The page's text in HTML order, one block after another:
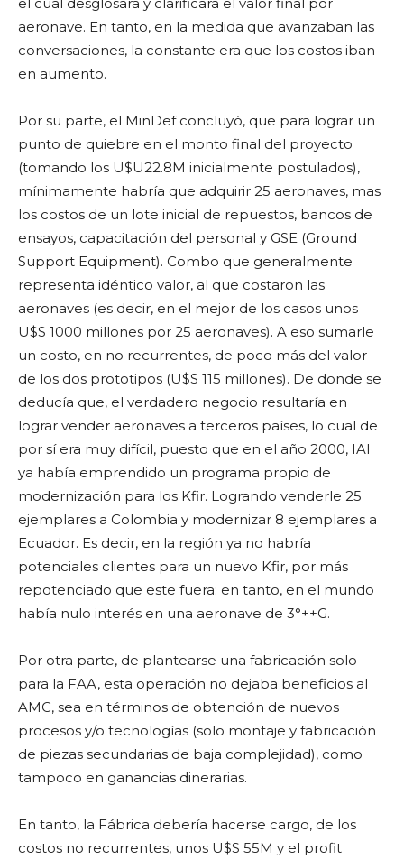
aeronave. En tanto, en la medida que avanzaban las
conversaciones, la constante era que los costos iban
en aumento.
Por su parte, el MinDef concluyó, que para lograr un
punto de quiebre en el monto final del proyecto
(tomando los U$U22.8M inicialmente postulados),
mínimamente habría que adquirir 25 aeronaves, mas
los costos de un lote inicial de repuestos, bancos de
ensayos, capacitación del personal y GSE (Ground
Support Equipment). Combo que generalmente
representa idéntico valor, al que costaron las
aeronaves (es decir, en el mejor de los casos unos
U$S 1000 millones por 25 aeronaves). A eso sumarle
un costo, en no recurrentes, de poco más del valor
de los dos prototipos (U$S 115 millones). De donde se
deducía que, el verdadero negocio resultaría en
lograr vender aeronaves a terceros países, lo cual de
por sí era muy difícil, puesto que en el año 2000, IAI
ya había emprendido un programa propio de
modernización para los Kfir. Logrando venderle 25
ejemplares a Colombia y modernizar 8 ejemplares a
Ecuador. Es decir, en la región ya no habría
potenciales clientes para un nuevo Kfir, por más
repotenciado que este fuera; en tanto, en el mundo
había nulo interés en una aeronave de 3°++G.
Por otra parte, de plantearse una fabricación solo
para la FAA, esta operación no dejaba beneficios al
AMC, sea en términos de obtención de nuevos
procesos y/o tecnologías (solo montaje y fabricación
de piezas secundarias de baja complejidad), como
tampoco en ganancias dinerarias.
En tanto, la Fábrica debería hacerse cargo, de los
costos no recurrentes, unos U$S 55M y el profit